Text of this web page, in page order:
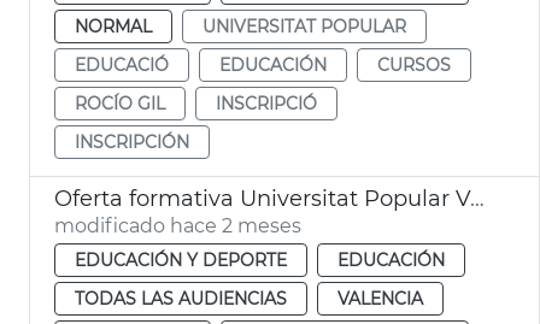
NORMAL
UNIVERSITAT POPULAR
EDUCACIÓ
EDUCACIÓN
CURSOS
ROCÍO GIL
INSCRIPCIÓ
INSCRIPCIÓN
Oferta formativa Universitat Popular València
modificado hace 2 meses
EDUCACIÓN Y DEPORTE
EDUCACIÓN
TODAS LAS AUDIENCIAS
VALENCIA